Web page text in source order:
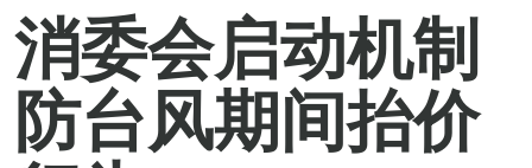
消委会启动机制
防台风期间抬价